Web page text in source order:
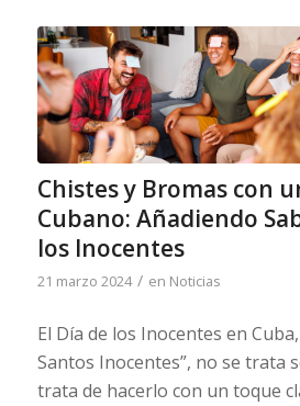
Chistes y Bromas con
Cubano: Añadiendo
los Inocentes
21 marzo 2024 / en Noticias
El Día de los Inocentes en
Santos Inocentes”, no se trata
trata de hacerlo con un toque